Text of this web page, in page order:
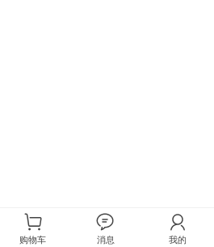
购物车 消息 我的